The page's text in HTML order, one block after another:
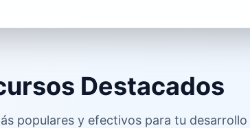
Destacados
populares y efectivos para tu